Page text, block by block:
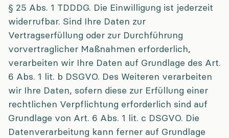
§ 25 Abs. 1 TDDDG. Die Einwilligung ist jederzeit
widerrufbar. Sind Ihre Daten zur
Vertragserfüllung oder zur Durchführung
vorvertraglicher Maßnahmen erforderlich,
verarbeiten wir Ihre Daten auf Grundlage des Art.
6 Abs. 1 lit. b DSGVO. Des Weiteren verarbeiten
wir Ihre Daten, sofern diese zur Erfüllung einer
rechtlichen Verpflichtung erforderlich sind auf
Grundlage von Art. 6 Abs. 1 lit. c DSGVO. Die
Datenverarbeitung kann ferner auf Grundlage